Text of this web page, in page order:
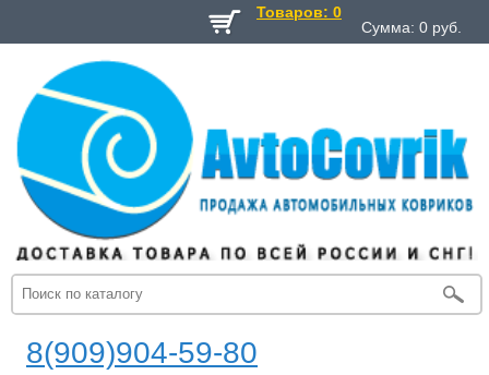
Товаров: 0
Сумма: 0 руб.
8(909)904-59-80